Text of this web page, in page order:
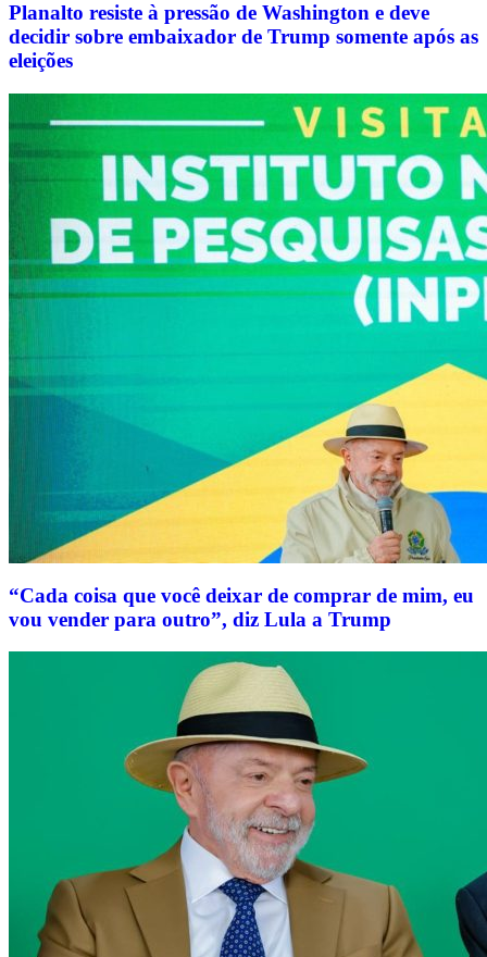
Planalto resiste à pressão de Washington e deve
decidir sobre embaixador de Trump somente após as
eleições
“Cada coisa que você deixar de comprar de mim, eu
vou vender para outro”, diz Lula a Trump